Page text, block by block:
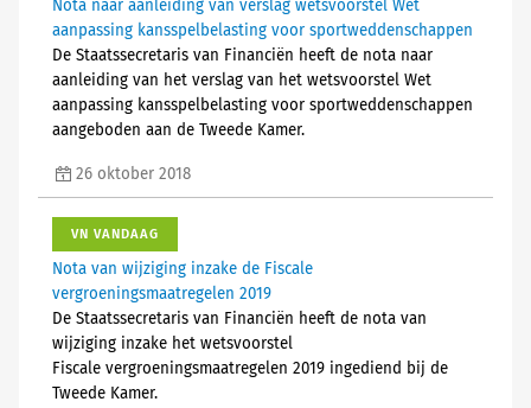
Nota naar aanleiding van verslag wetsvoorstel Wet
aanpassing kansspelbelasting voor sportweddenschappen
De Staatssecretaris van Financiën heeft de nota naar
aanleiding van het verslag van het wetsvoorstel Wet
aanpassing kansspelbelasting voor sportweddenschappen
aangeboden aan de Tweede Kamer.
26 oktober 2018
VN VANDAAG
Nota van wijziging inzake de Fiscale
vergroeningsmaatregelen 2019
De Staatssecretaris van Financiën heeft de nota van
wijziging inzake het ​wetsvoorstel
Fiscale vergroeningsmaatregelen 2019 ingediend bij de
Tweede Kamer.